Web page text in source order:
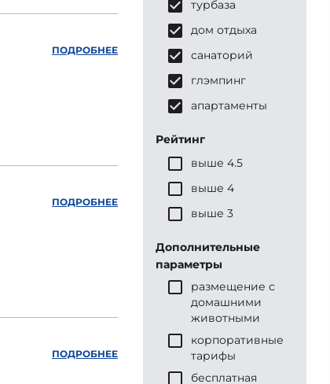
ПОДРОБНЕЕ
ПОДРОБНЕЕ
ПОДРОБНЕЕ
турбаза
дом отдыха
санаторий
глэмпинг
апартаменты
Рейтинг
выше 4.5
выше 4
выше 3
Дополнительные
параметры
размещение с
домашними
животными
корпоративные
тарифы
бесплатная